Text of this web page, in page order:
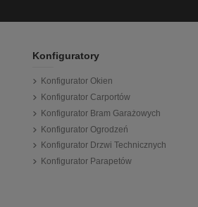
Konfiguratory
Konfigurator Okien
Konfigurator Carportów
Konfigurator Bram Garażowych
Konfigurator Ogrodzeń
Konfigurator Drzwi Technicznych
Konfigurator Parapetów